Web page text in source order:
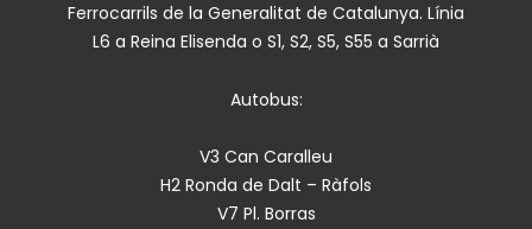
Ferrocarrils de la Generalitat de Catalunya. Línia
L6 a Reina Elisenda o S1, S2, S5, S55 a Sarrià
Autobus:
V3 Can Caralleu
H2 Ronda de Dalt – Ràfols
V7 Pl. Borras